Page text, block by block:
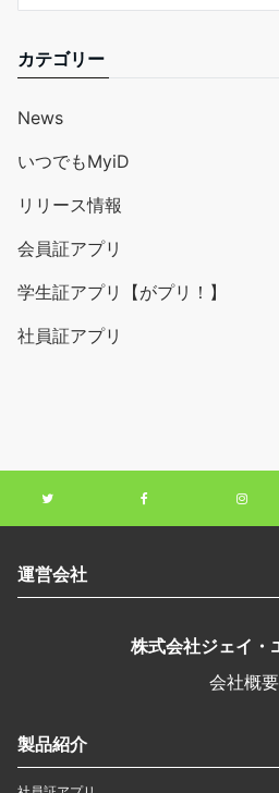
カテゴリー
News
いつでもMyiD
リリース情報
会員証アプリ
学生証アプリ【がプリ！】
社員証アプリ
運営会社
株式会社ジェイ・
会社概要
製品紹介